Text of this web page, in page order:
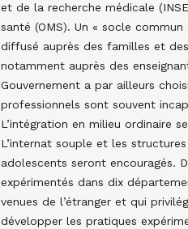
et de la recherche médicale
santé (OMS). Un « socle
diffusé auprès des familles et
notamment auprès des
Gouvernement a par ailleurs
professionnels sont souvent
L’intégration en milieu ordinaire
L’internat souple et les
adolescents seront encouragés.
expérimentés dans dix
venues de l’étranger et qui
développer les pratiques